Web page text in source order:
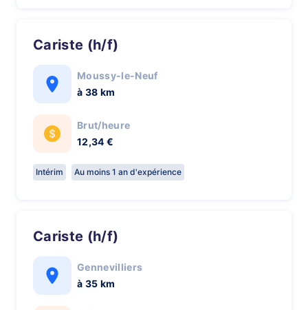
Cariste (h/f)
Moussy-le-Neuf
à 38 km
Brut/heure
12,34 €
Intérim Au moins 1 an d'expérience
Cariste (h/f)
Gennevilliers
à 35 km